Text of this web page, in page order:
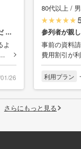
...
よ
26
80代以上 /
参列者が親
事前の資料
費用割引が
利用プラン
さらにもっと見る